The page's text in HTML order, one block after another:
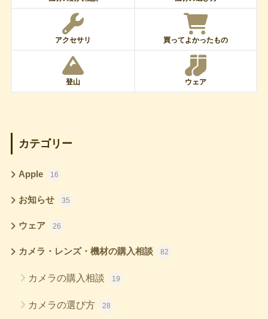
アクセサリ 買ってよかったもの
登山 ウェア
カテゴリー
Apple 16
お知らせ 35
ウェア 26
カメラ・レンズ・機材の購入相談 82
カメラの購入相談 19
カメラの選び方 28